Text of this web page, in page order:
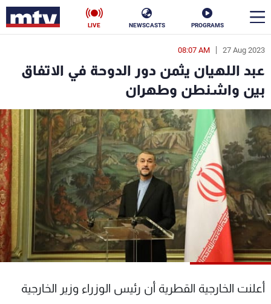
PROGRAMS
NEWSCASTS
LIVE
27 Aug 2023
08:07 AM
عبد اللهيان يثمن دور الدوحة في الاتفاق
بين واشنطن وطهران
أعلنت الخارجية القطرية أن رئيس الوزراء وزير الخارجية
en
الأخبار
سياسة ناس
إقتصاد فن
منوعات رياضة
كأس العالم
البرامج
شاهد البرامج